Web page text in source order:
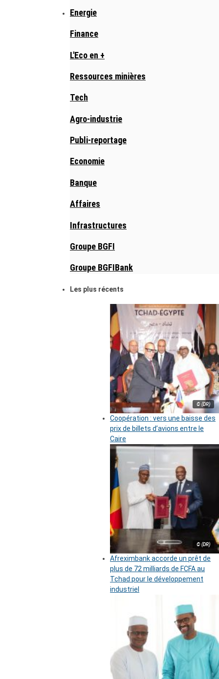
Energie
Finance
L'Eco en +
Ressources minières
Tech
Agro-industrie
Publi-reportage
Economie
Banque
Affaires
Infrastructures
Groupe BGFI
Groupe BGFIBank
Les plus récents
© (DR)
Coopération : vers une baisse des
prix de billets d’avions entre le
Caire
© (DR)
Afreximbank accorde un prêt de
plus de 72 milliards de FCFA au
Tchad pour le développement
industriel